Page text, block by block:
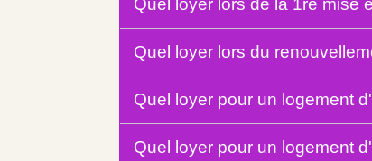
Quel loyer lors de la 1re mise
Quel loyer lors du
Quel loyer pour un logement
Quel loyer pour un logement